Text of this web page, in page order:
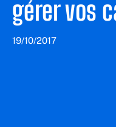
gérer vos
19/10/2017